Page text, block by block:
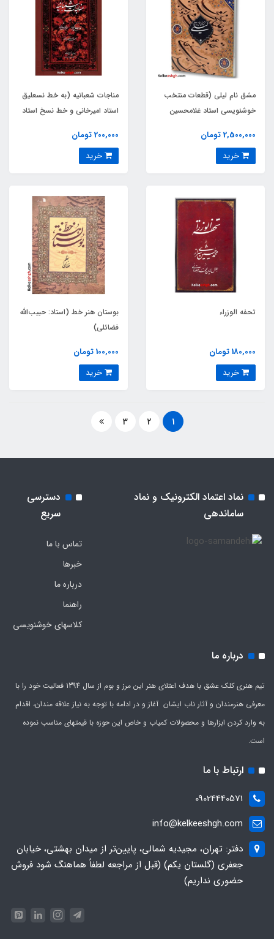
مشق نام لیلی (قطعات منتخب
خوشنویسی استاد غلامحسین
2,500,000 تومان
مناجات شعبانیه (به خط نسعلیق
استاد امیرخانی و خط نسخ استاد
200,000 تومان
تحفه الوزراء
180,000 تومان
بوستان هنر خط (استاد: حبیب‌الله
فضائلی)
100,000 تومان
1
2
3
نماد اعتماد الکترونیک و نماد
ساماندهی
دسترسی
سریع
تماس با ما
خبرها
درباره ما
راهنما
کلاسهای خوشنویسی
درباره ما
تیم هنری کلک عشق با هدف اعتلای هنر این مرز و بوم از سال 1394 فعالیت خود را با
معرفی هنرمندان و آثار ناب ایشان آغاز و در ادامه با توجه به نیاز علاقه مندان، اقدام
به وارد کردن ابزارها و محصولات کمیاب و خاص این حوزه با قیمتهای مناسب نموده
است.
ارتباط با ما
09024440571
info@kelkeeshgh.com
دفتر: تهران، مجیدیه شمالی، پایین‌تر از میدان بهشتی، خیابان
جعفری (گلستان یکم) (قبل از مراجعه لطفاً هماهنگ شود فروش
حضوری نداریم)